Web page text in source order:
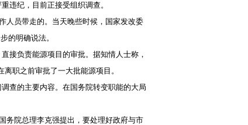
违纪，目前正接受组织调查。
人员带走的。当天晚些时候，国家发改委
的明确说法。
接负责能源项目的审批。据知情人士称，
职之前审批了一大批能源项目。
查的主要内容。在国务院转变职能的大局
务院总理李克强提出，要处理好政府与市